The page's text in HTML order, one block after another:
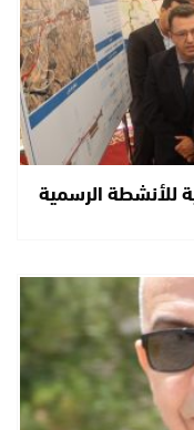
للأنشطة الرسمية